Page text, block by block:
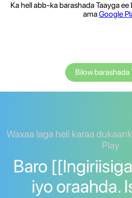
Ka hell abb-ka barashada Taayga
amaGoogle
Bilow barashada
Waxaa laga heli karaa
Play
Baro
iyo oraahda.